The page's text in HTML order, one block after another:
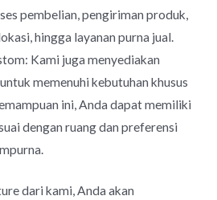
pembelian, pengiriman produk,
hingga layanan purna jual.
Kami juga menyediakan
memenuhi kebutuhan khusus
ini, Anda dapat memiliki
dengan ruang dan preferensi
dari kami, Anda akan